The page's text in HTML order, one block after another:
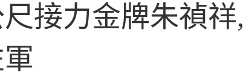
接力金牌朱禎祥,